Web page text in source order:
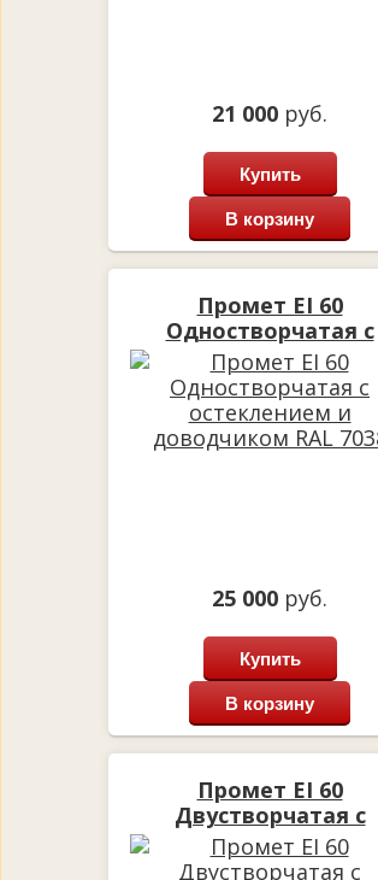
21 000 руб.
Купить
В корзину
Промет EI 60
Одностворчатая с
остеклением и
доводчиком RAL
25 000 руб.
Купить
В корзину
Промет EI 60
Двустворчатая с
доводчиком RAL